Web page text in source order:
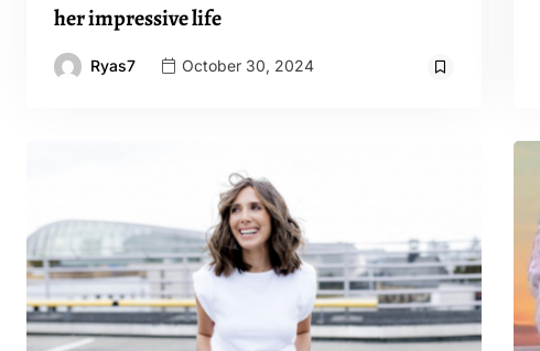
her impressive life
Ryas7 October 30, 2024